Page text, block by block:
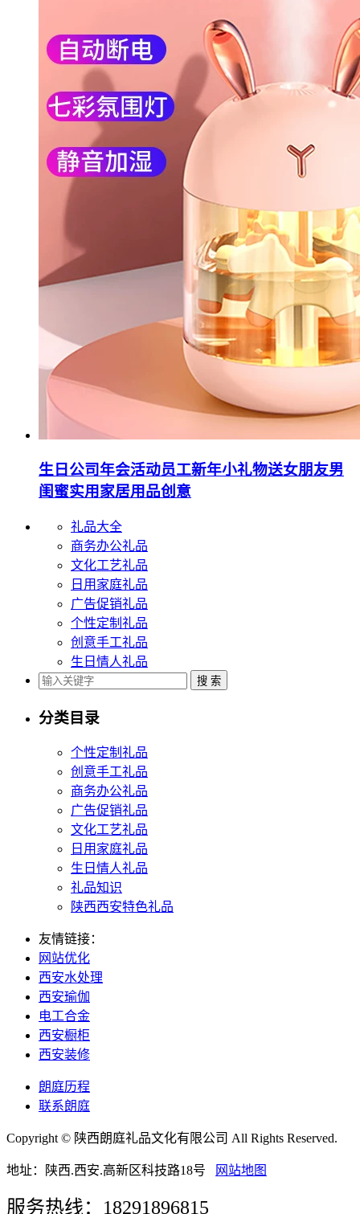
生日公司年会活动员工新年小礼物送女朋友男
闺蜜实用家居用品创意
礼品大全
商务办公礼品
文化工艺礼品
日用家庭礼品
广告促销礼品
个性定制礼品
创意手工礼品
生日情人礼品
分类目录
个性定制礼品
创意手工礼品
商务办公礼品
广告促销礼品
文化工艺礼品
日用家庭礼品
生日情人礼品
礼品知识
陕西西安特色礼品
友情链接：
网站优化
西安水处理
西安瑜伽
电工合金
西安橱柜
西安装修
朗庭历程
联系朗庭
Copyright © 陕西朗庭礼品文化有限公司 All Rights Reserved.
地址：陕西.西安.高新区科技路18号 网站地图
服务热线：18291896815